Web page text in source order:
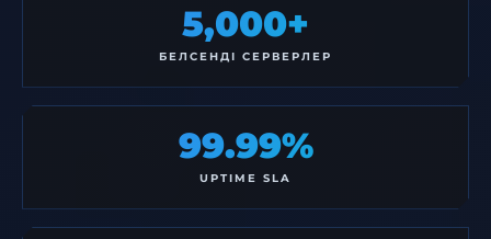
5,000+
БЕЛСЕНДІ СЕРВЕРЛЕР
99.99%
UPTIME SLA